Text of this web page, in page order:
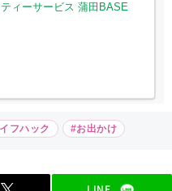
ィーサービス 蒲田BASE
フハック #お出かけ